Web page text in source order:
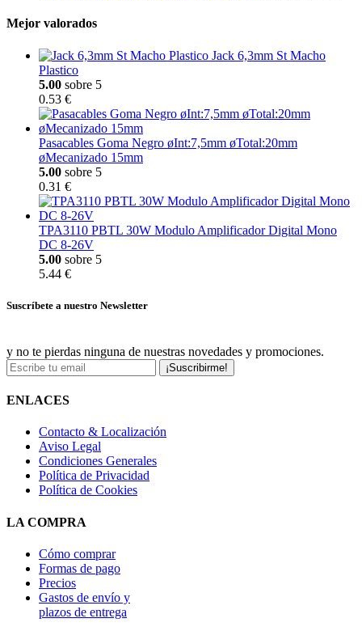
Mejor valorados
Jack 6,3mm St Macho
Plastico
5.00 sobre 5
0.53 €
Pasacables Goma Negro øInt:7,5mm øTotal:20mm
øMecanizado 15mm
5.00 sobre 5
0.31 €
TPA3110 PBTL 30W Modulo Amplificador Digital Mono
DC 8-26V
5.00 sobre 5
5.44 €
Suscríbete a nuestro Newsletter
y no te pierdas ninguna de nuestras novedades y promociones.
¡Suscribirme!
ENLACES
Contacto & Localización
Aviso Legal
Condiciones Generales
Política de Privacidad
Política de Cookies
LA COMPRA
Cómo comprar
Formas de pago
Precios
Gastos de envío y
plazos de entrega